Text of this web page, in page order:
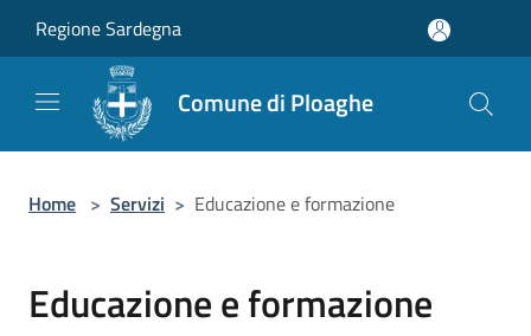
Regione Sardegna
Comune di Ploaghe
Home > Servizi > Educazione e formazione
Educazione e formazione